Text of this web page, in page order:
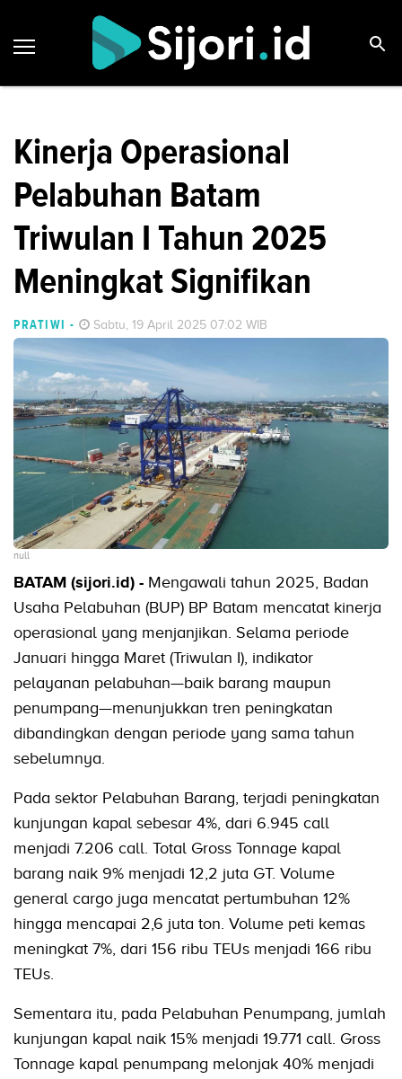
Kinerja Operasional
Pelabuhan Batam
Triwulan I Tahun 2025
Meningkat Signifikan
PRATIWI - Sabtu, 19 April 2025 07:02 WIB
null
BATAM (sijori.id) - Mengawali tahun 2025, Badan
Usaha Pelabuhan (BUP) BP Batam mencatat kinerja
operasional yang menjanjikan. Selama periode
Januari hingga Maret (Triwulan I), indikator
pelayanan pelabuhan—baik barang maupun
penumpang—menunjukkan tren peningkatan
dibandingkan dengan periode yang sama tahun
sebelumnya.
Pada sektor Pelabuhan Barang, terjadi peningkatan
kunjungan kapal sebesar 4%, dari 6.945 call
menjadi 7.206 call. Total Gross Tonnage kapal
barang naik 9% menjadi 12,2 juta GT. Volume
general cargo juga mencatat pertumbuhan 12%
hingga mencapai 2,6 juta ton. Volume peti kemas
meningkat 7%, dari 156 ribu TEUs menjadi 166 ribu
TEUs.
Sementara itu, pada Pelabuhan Penumpang, jumlah
kunjungan kapal naik 15% menjadi 19.771 call. Gross
Tonnage kapal penumpang melonjak 40% menjadi